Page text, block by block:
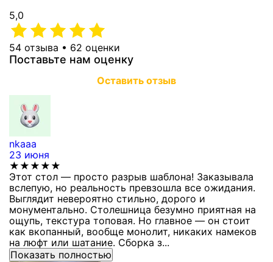
5,0
54 отзыва • 62 оценки
Поставьте нам оценку
Оставить отзыв
nkaaa
23 июня
★★★★★
Этот стол — просто разрыв шаблона! Заказывала
вслепую, но реальность превзошла все ожидания.
Выглядит невероятно стильно, дорого и
монументально. Столешница безумно приятная на
ощупь, текстура топовая. Но главное — он стоит
как вкопанный, вообще монолит, никаких намеков
на люфт или шатание. Сборка з...
Показать полностью